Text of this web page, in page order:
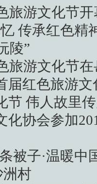
旅游文化节
传承红色精
陵”
旅游文化节
届红色旅游
节 伟人故里
化协会参加
被子·温暖
村